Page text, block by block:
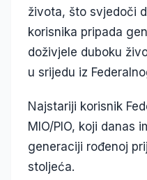
života, što svjedoči
korisnika pripada
doživjele duboku
u srijedu iz
Najstariji korisnik
MIO/PIO, koji danas
generaciji rođenoj
stoljeća.